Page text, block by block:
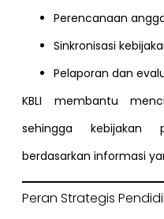
Perencanaan
Sinkronisasi
Pelaporan dan
KBLI membantu
sehingga kebijakan
berdasarkan informasi
Peran Strategis